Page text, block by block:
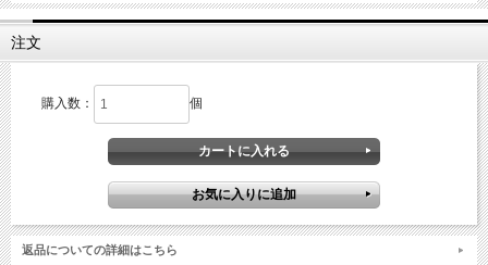
注文
購入数： 個
返品についての詳細はこちら